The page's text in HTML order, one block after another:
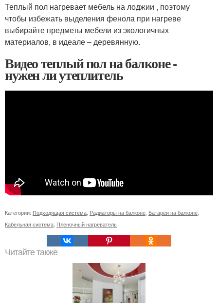
Теплый пол нагревает мебель на лоджии , поэтому
чтобы избежать выделения фенола при нагреве
выбирайте предметы мебели из экологичных
материалов, в идеале – деревянную.
Видео теплый пол на балконе -
нужен ли утеплитель
Категории: Подходящая система Радиаторы на балконе Батареи на балконе
Кабельная система Пленочный нагреватель
Читайте также